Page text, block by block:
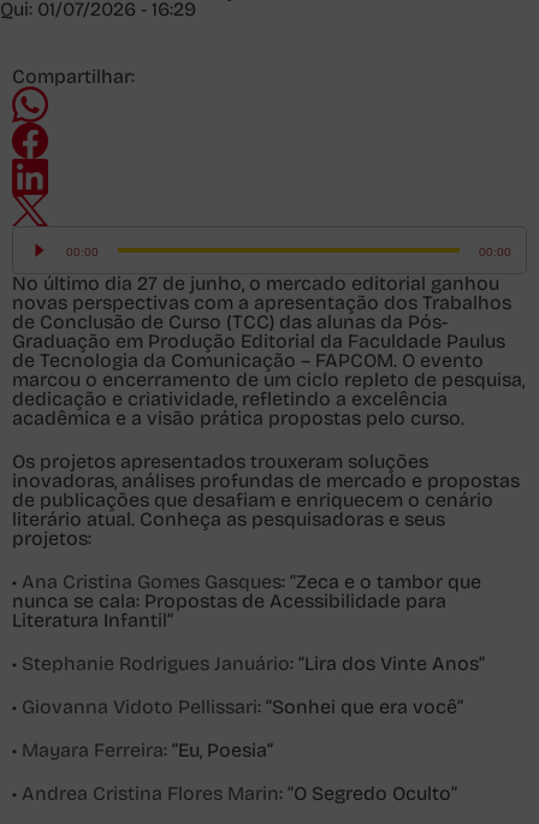
Qui: 01/07/2026 - 16:29
Compartilhar:
Tocador
áudio
00:00 00:00
No último dia 27 de junho, o mercado editorial ganhou
novas perspectivas com a apresentação dos Trabalhos
de Conclusão de Curso (TCC) das alunas da Pós-
Graduação em Produção Editorial da Faculdade Paulus
de Tecnologia da Comunicação – FAPCOM. O evento
marcou o encerramento de um ciclo repleto de pesquisa,
dedicação e criatividade, refletindo a excelência
acadêmica e a visão prática propostas pelo curso.
Os projetos apresentados trouxeram soluções
inovadoras, análises profundas de mercado e propostas
de publicações que desafiam e enriquecem o cenário
literário atual. Conheça as pesquisadoras e seus
projetos:
• Ana Cristina Gomes Gasques: “Zeca e o tambor que
nunca se cala: Propostas de Acessibilidade para
Literatura Infantil”
• Stephanie Rodrigues Januário: “Lira dos Vinte Anos”
• Giovanna Vidoto Pellissari: “Sonhei que era você”
• Mayara Ferreira: “Eu, Poesia”
• Andrea Cristina Flores Marin: “O Segredo Oculto”